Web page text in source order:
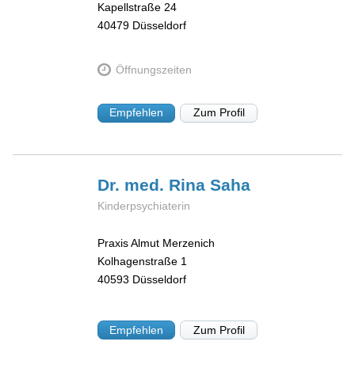
Kapellstraße 24
40479 Düsseldorf
Öffnungszeiten
Empfehlen Zum Profil
Dr. med. RinaSaha
Kinderpsychiaterin
Praxis Almut Merzenich
Kolhagenstraße 1
40593 Düsseldorf
Empfehlen Zum Profil